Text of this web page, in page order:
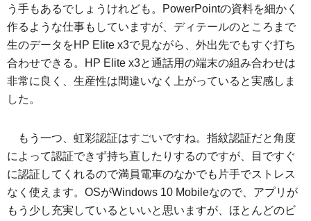
う手もあるでしょうけれども。PowerPointの資料を細かく
作るような仕事もしていますが、ディテールのところまで
生のデータをHP Elite x3で見ながら、外出先でもすぐ打ち
合わせできる。HP Elite x3と通話用の端末の組み合わせは
非常に良く、生産性は間違いなく上がっていると実感しま
した。
もう一つ、虹彩認証はすごいですね。指紋認証だと角度
によって認証できず持ち直したりするのですが、目ですぐ
に認証してくれるので満員電車のなかでも片手でストレス
なく使えます。OSがWindows 10 Mobileなので、アプリが
もう少し充実しているといいと思いますが、ほとんどのビ